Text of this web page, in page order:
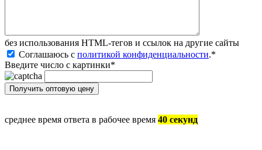
без иcпользования HTML-тегов и ссылок на другие сайты
Соглашаюсь с политикой конфиденциальности.*
Введите число с картинки*
среднее время ответа в рабочее время 40 секунд